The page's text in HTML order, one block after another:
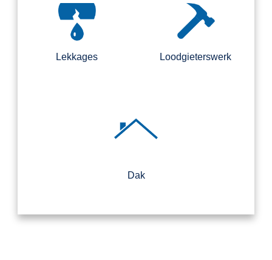
Lekkages Loodgieterswerk
Dak